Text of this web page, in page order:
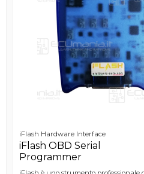
iFlash Hardware Interface
iFlash OBD Serial
Programmer